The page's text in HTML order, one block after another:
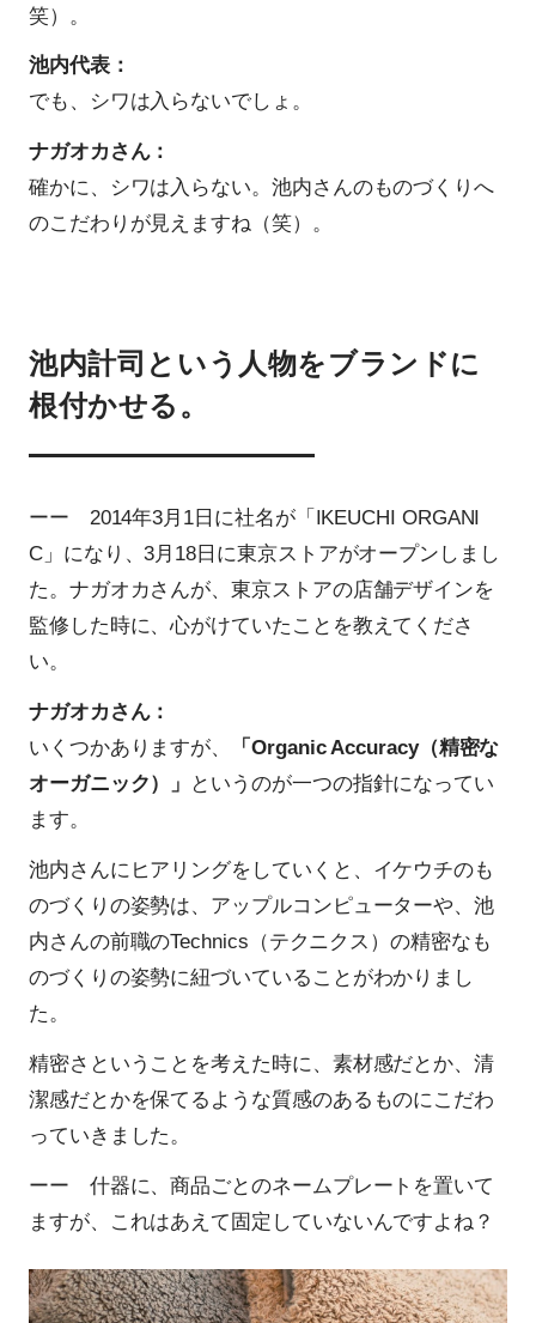
笑）。
池内代表：
でも、シワは入らないでしょ。
ナガオカさん：
確かに、シワは入らない。池内さんのものづくりへ
のこだわりが見えますね（笑）。
池内計司という人物をブランドに
根付かせる。
ーー 2014年3月1日に社名が「IKEUCHI ORGANI
C」になり、3月18日に東京ストアがオープンしまし
た。ナガオカさんが、東京ストアの店舗デザインを
監修した時に、心がけていたことを教えてくださ
い。
ナガオカさん：
いくつかありますが、
「Organic Accuracy（精密な
オーガニック）」
というのが一つの指針になってい
ます。
池内さんにヒアリングをしていくと、イケウチのも
のづくりの姿勢は、アップルコンピューターや、池
内さんの前職のTechnics（テクニクス）の精密なも
のづくりの姿勢に紐づいていることがわかりまし
た。
精密さということを考えた時に、素材感だとか、清
潔感だとかを保てるような質感のあるものにこだわ
っていきました。
ーー 什器に、商品ごとのネームプレートを置いて
ますが、これはあえて固定していないんですよね？